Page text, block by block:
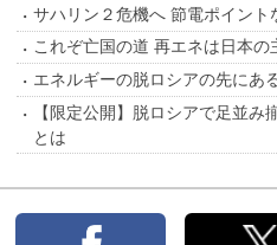
サハリン２危機へ 節電ポイント
これぞ亡国の道 再エネは日本
エネルギーの脱ロシアの先にあ
【限定公開】脱ロシアで足並
とは